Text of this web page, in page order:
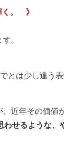
く。 》
。
でとは少し違う
近年その価値
わせるような、